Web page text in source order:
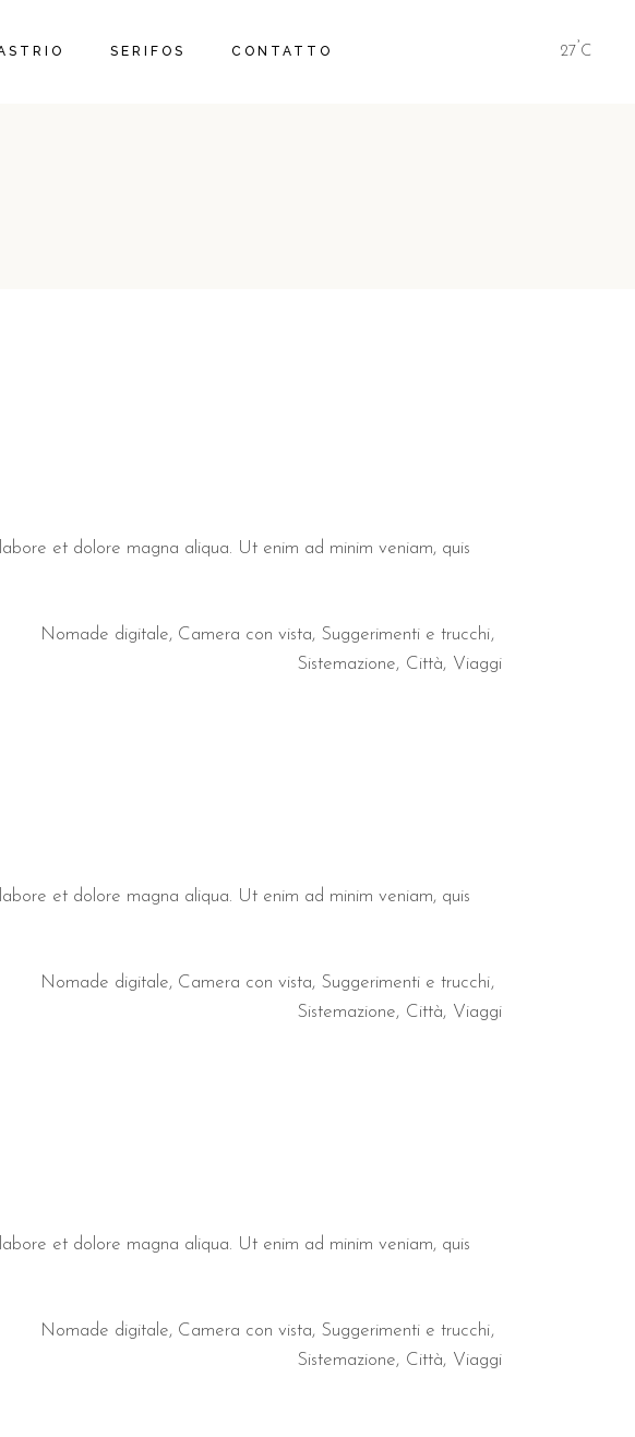
SERIFOS CONTATTO 27 C
et dolore magna aliqua. Ut enim ad minim veniam, quis
Nomade digitale, Camera con vista, Suggerimenti e trucchi
Sistemazione
Città Viaggi
et dolore magna aliqua. Ut enim ad minim veniam, quis
Nomade digitale, Camera con vista, Suggerimenti e trucchi
Sistemazione
Città Viaggi
et dolore magna aliqua. Ut enim ad minim veniam, quis
Nomade digitale, Camera con vista, Suggerimenti e trucchi
Sistemazione
Città Viaggi